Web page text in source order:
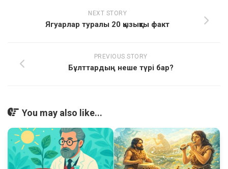
NEXT STORY
Ягуарлар туралы 20 қызықты факт
PREVIOUS STORY
Бұлттардың неше түрі бар?
You may also like...